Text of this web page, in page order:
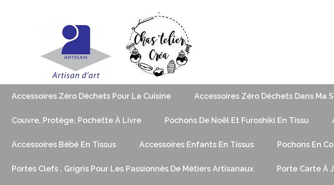
Accessoires Zéro Déchets Pour La Cuisine Accessoires Zéro Déchets Dans Ma
Couvre, Protège, Pochette À Livre Pochons De Noël Et Furoshiki En Tissu
Accessoires Bébé En Tissus Accessoires Enfants En Tissus Pochons En
Portes Clefs , Grigris Pour Les Passionnés De Métiers Artisanaux Porte Carte À